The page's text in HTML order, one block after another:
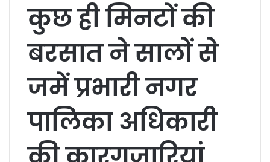
कुछ ही मिनटों की
बरसात ने सालों से
जमें प्रभारी नगर
पालिका अधिकारी